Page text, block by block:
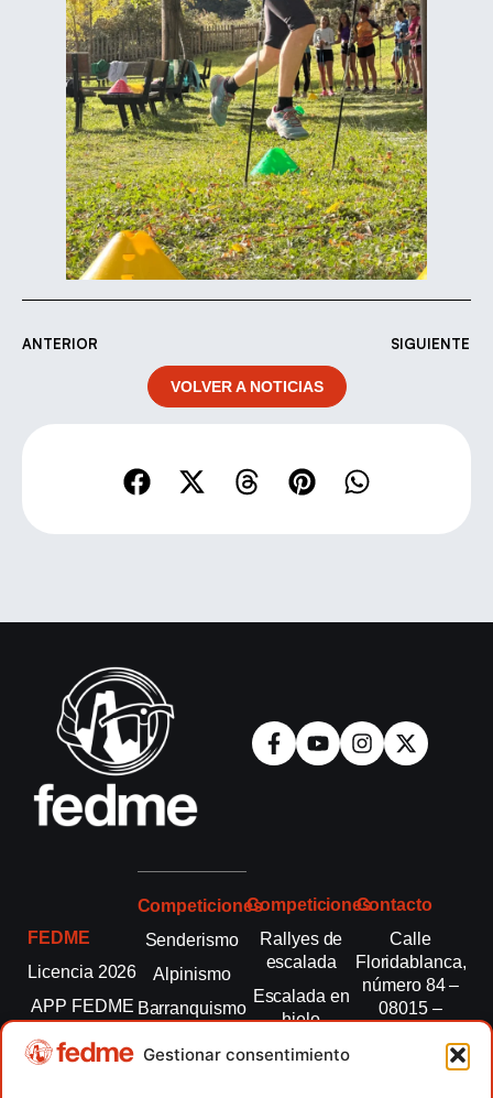
Gestionar consentimiento
ANTERIOR SIGUIENTE
VOLVER A NOTICIAS
FEDME
Licencia 2026
APP FEDME
Transparencia
Competiciones
Senderismo
Alpinismo
Barranquismo
montaña
Competiciones
Rallyes de
escalada
Escalada en
hielo
Esquí de
Contacto
Calle
Floridablanca,
número 84 –
08015 –
fedme@fedme.es